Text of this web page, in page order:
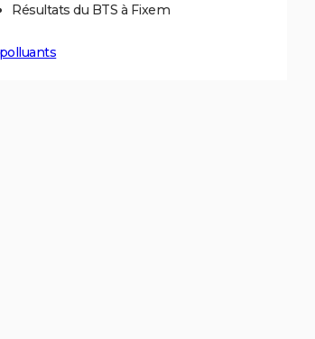
Résultats du BTS à Fixem